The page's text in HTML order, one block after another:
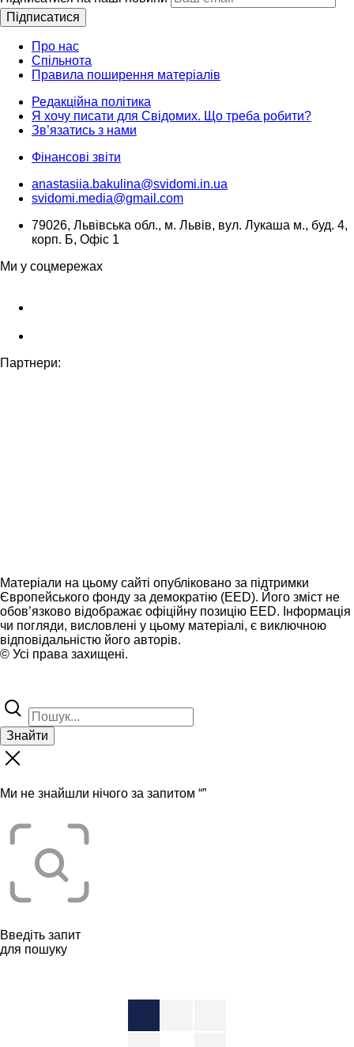
Підписатися
Про нас
Спільнота
Правила поширення матеріалів
Редакційна політика
Я хочу писати для Свідомих. Що треба робити?
Зв’язатись з нами
Фінансові звіти
anastasiia.bakulina@svidomi.in.ua
svidomi.media@gmail.com
79026, Львівська обл., м. Львів, вул. Лукаша м., буд. 4,
корп. Б, Офіс 1
Ми у соцмережах
Партнери:
Матеріали на цьому сайті опубліковано за підтримки
Європейського фонду за демократію (EED). Його зміст не
обов’язково відображає офіційну позицію EED. Інформація
чи погляди, висловлені у цьому матеріалі, є виключною
відповідальністю його авторів.
© Усі права захищені.
Знайти
Ми не знайшли нічого за запитом “”
Введіть запит
для пошуку